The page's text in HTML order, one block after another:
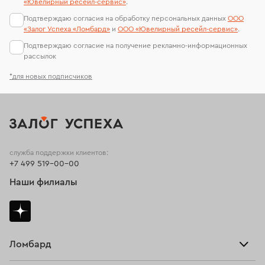
*для новых подписчиков
«Ювелирный ресейл-сервиc».
Подтверждаю согласия на обработку персональных данных ООО
«Залог Успеха «Ломбард» и ООО «Ювелирный ресейл-сервиc».
Подтверждаю согласие на получение рекламно-информационных
рассылок
Ломбард
служба поддержки клиентов:
+7 499 519-00-00
Наши филиалы